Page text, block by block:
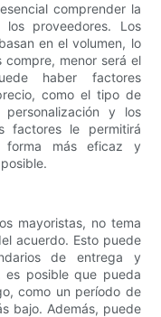
comprender la
proveedores. Los
en el volumen, lo
menor será el
haber factores
como el tipo de
y los
factores le permitirá
forma más eficaz y
mayoristas, no tema
acuerdo. Esto puede
de entrega y
es posible que pueda
como un período de
bajo. Además, puede